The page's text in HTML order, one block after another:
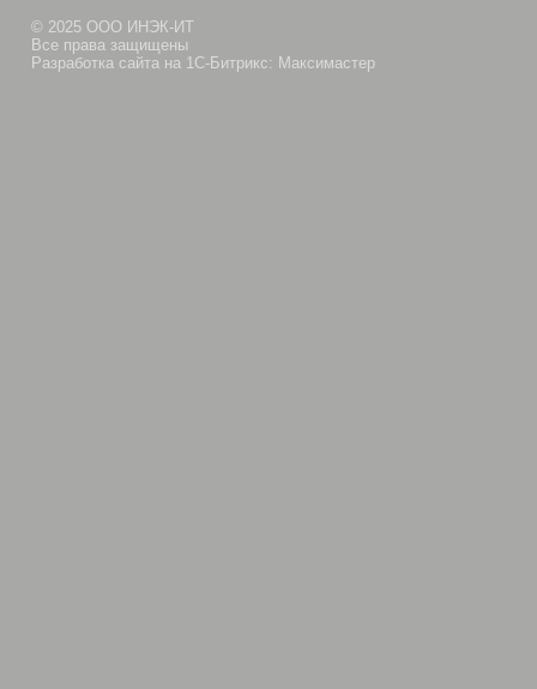
© 2025 ООО ИНЭК-ИТ
Все права защищены
Разработка сайта на 1С-Битрикс: Максимастер